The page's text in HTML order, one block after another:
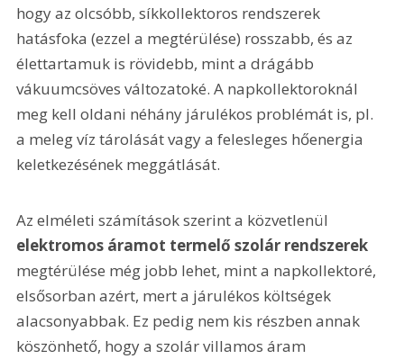
hogy az olcsóbb, síkkollektoros rendszerek
hatásfoka (ezzel a megtérülése) rosszabb, és az
élettartamuk is rövidebb, mint a drágább
vákuumcsöves változatoké. A napkollektoroknál
meg kell oldani néhány járulékos problémát is, pl.
a meleg víz tárolását vagy a felesleges hőenergia
keletkezésének meggátlását.
Az elméleti számítások szerint a közvetlenül
elektromos áramot termelő szolár rendszerek
megtérülése még jobb lehet, mint a napkollektoré,
elsősorban azért, mert a járulékos költségek
alacsonyabbak. Ez pedig nem kis részben annak
köszönhető, hogy a szolár villamos áram